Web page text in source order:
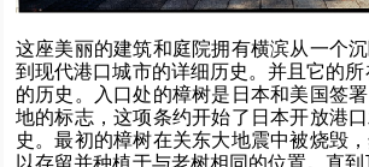
这座美丽的建筑和庭院拥有横滨从一个
到现代港口城市的详细历史。并且它的
的历史。入口处的樟树是日本和美国签
地的标志，这项条约开始了日本开放港
史。最初的樟树在关东大地震中被烧毁